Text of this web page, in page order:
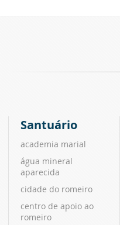
Santuário
academia marial
água mineral
aparecida
cidade do romeiro
centro de apoio ao
romeiro